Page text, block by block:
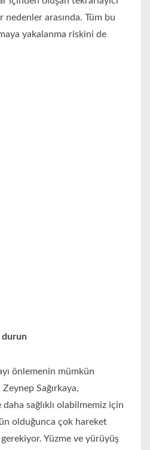
arasında. Tüm bu
yakalanma riskini de
durun
önlemenin mümkün
Zeynep Sağırkaya,
sağlıklı olabilmemiz için
olduğunca çok hareket
Yüzme ve yürüyüş